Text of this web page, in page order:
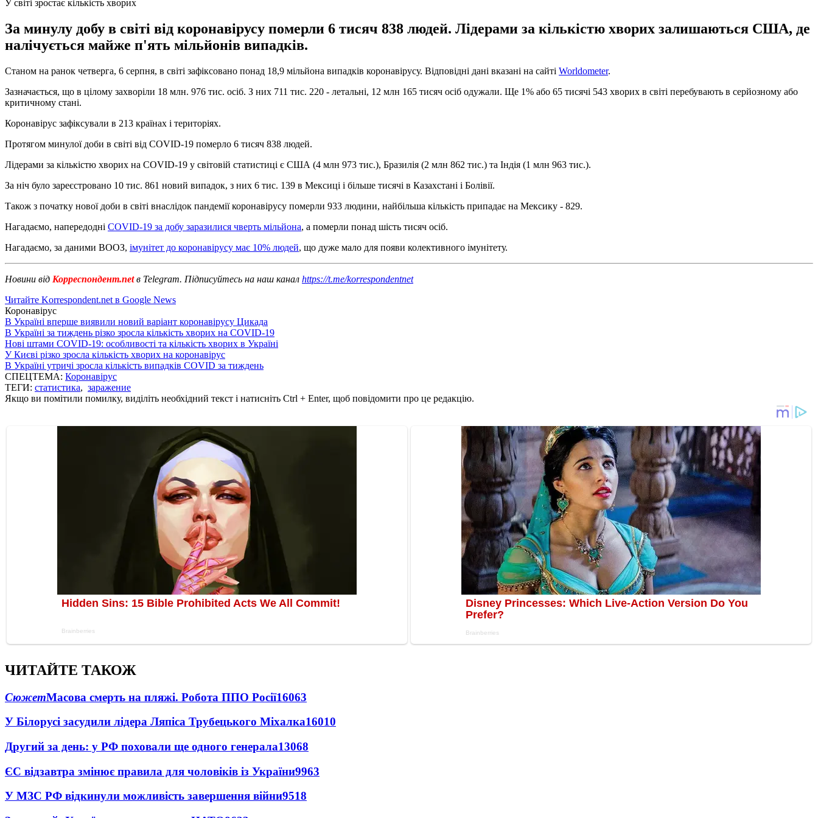
У світі зростає кількість хворих
За минулу добу в світі від коронавірусу померли 6 тисяч 838 людей. Лідерами за кількістю хворих залишаються США, де
налічується майже п'ять мільйонів випадків.
Станом на ранок четверга, 6 серпня, в світі зафіксовано понад 18,9 мільйона випадків коронавірусу. Відповідні дані вказані на сайті Worldometer.
Зазначається, що в цілому захворіли 18 млн. 976 тис. осіб. З них 711 тис. 220 - летальні, 12 млн 165 тисяч осіб одужали. Ще 1% або 65 тисячі 543 хворих в світі перебувають в серйозному або
критичному стані.
Коронавірус зафіксували в 213 країнах і територіях.
Протягом минулої доби в світі від COVID-19 померло 6 тисяч 838 людей.
Лідерами за кількістю хворих на COVID-19 у світовій статистиці є США (4 млн 973 тис.), Бразилія (2 млн 862 тис.) та Індія (1 млн 963 тис.).
За ніч було зареєстровано 10 тис. 861 новий випадок, з них 6 тис. 139 в Мексиці і більше тисячі в Казахстані і Болівії.
Також з початку нової доби в світі внаслідок пандемії коронавірусу померли 933 людини, найбільша кількість припадає на Мексику - 829.
Нагадаємо, напередодні COVID-19 за добу заразилися чверть мільйона, а померли понад шість тисяч осіб.
Нагадаємо, за даними ВООЗ, імунітет до коронавірусу має 10% людей, що дуже мало для появи колективного імунітету.
Новини від Корреспондент.netв Telegram. Підписуйтесь на наш канал https://t.me/korrespondentnet
Читайте Korrespondent.net в Google News
Коронавірус
В Україні вперше виявили новий варіант коронавірусу Цикада
В Україні за тиждень різко зросла кількість хворих на COVID-19
Нові штами COVID-19: особливості та кількість хворих в Україні
У Києві різко зросла кількість хворих на коронавірус
В Україні утричі зросла кількість випадків COVID за тиждень
СПЕЦТЕМА: Коронавірус
ТЕГИ: статистика, заражение
Якщо ви помітили помилку, виділіть необхідний текст і натисніть Ctrl + Enter, щоб повідомити про це редакцію.
ЧИТАЙТЕ ТАКОЖ
СюжетМасова смерть на пляжі. Робота ППО Росії16063
У Білорусі засудили лідера Ляпіса Трубецького Міхалка16010
Другий за день: у РФ поховали ще одного генерала13068
ЄС відзавтра змінює правила для чоловіків із України9963
У МЗС РФ відкинули можливість завершення війни9518